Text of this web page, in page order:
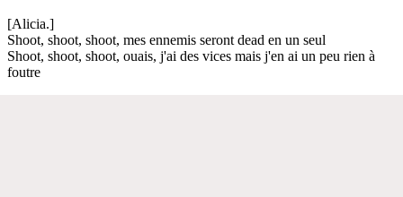
[Alicia.]
Shoot, shoot, shoot, mes ennemis seront dead en un seul
Shoot, shoot, shoot, ouais, j'ai des vices mais j'en ai un peu rien à
foutre